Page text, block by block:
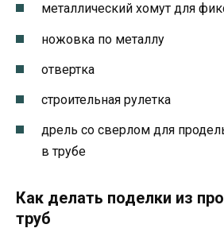
металлический хомут для
ножовка по металлу
отвертка
строительная рулетка
дрель со сверлом для
в трубе
Как делать поделки из
труб